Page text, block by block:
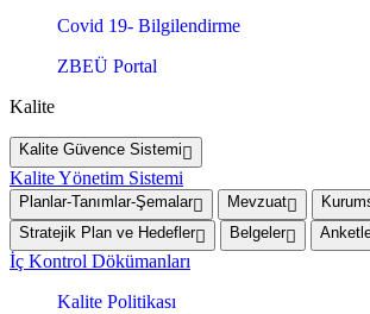
Covid 19- Bilgilendirme
ZBEÜ Portal
Kalite
Kalite Güvence Sistemi
Kalite Yönetim Sistemi
Planlar-Tanımlar-Şemalar Mevzuat
Stratejik Plan ve Hedefler
Belgeler
İç Kontrol Dökümanları
Kalite Politikası